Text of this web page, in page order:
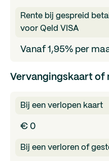
Rente bij gespreid
voor Qeld VISA
Vanaf 1,95% per
Vervangingskaart of
Bij een verlopen kaart
€ 0
Bij een verloren of